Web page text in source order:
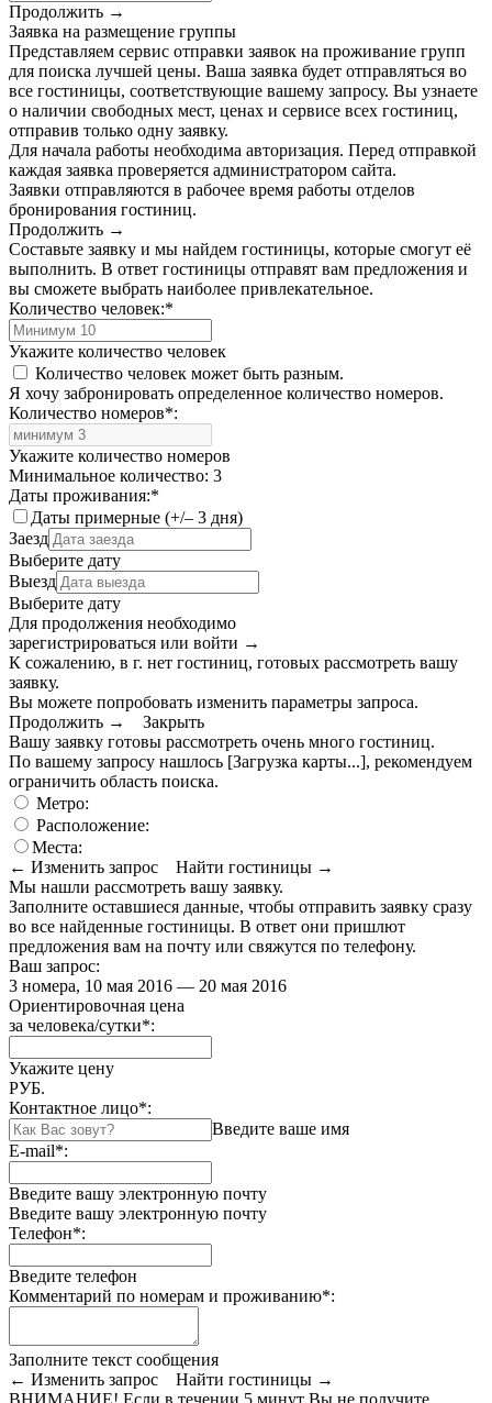
Продолжить →
Заявка на размещение группы
Представляем сервис отправки заявок на проживание групп
для поиска лучшей цены. Ваша заявка будет отправляться во
все гостиницы, соответствующие вашему запросу. Вы узнаете
о наличии свободных мест, ценах и сервисе всех гостиниц,
отправив только одну заявку.
Для начала работы необходима авторизация. Перед отправкой
каждая заявка проверяется администратором сайта.
Заявки отправляются в рабочее время работы отделов
бронирования гостиниц.
Продолжить →
Составьте заявку и мы найдем гостиницы, которые смогут её
выполнить. В ответ гостиницы отправят вам предложения и
вы сможете выбрать наиболее привлекательное.
Количество человек:*
Укажите количество человек
Количество человек может быть разным.
Я хочу забронировать определенное количество номеров.
Количество номеров*:
Укажите количество номеров
Минимальное количество: 3
Даты проживания:*
Даты примерные (+/– 3 дня)
Заезд
Выберите дату
Выезд
Выберите дату
Для продолжения необходимо
зарегистрироваться или войти →
К сожалению, в г. нет гостиниц, готовых рассмотреть вашу
заявку.
Вы можете попробовать изменить параметры запроса.
Продолжить →
Закрыть
Вашу заявку готовы рассмотреть очень много гостиниц.
По вашему запросу нашлось [Загрузка карты...], рекомендуем
ограничить область поиска.
Метро:
Расположение:
Места:
← Изменить запрос
Найти гостиницы →
Мы нашли рассмотреть вашу заявку.
Заполните оставшиеся данные, чтобы отправить заявку сразу
во все найденные гостиницы. В ответ они пришлют
предложения вам на почту или свяжутся по телефону.
Ваш запрос:
3 номера, 10 мая 2016 — 20 мая 2016
Ориентировочная цена
за человека/сутки*:
Укажите цену
РУБ.
Контактное лицо*:
Введите ваше имя
E-mail*:
Введите вашу электронную почту
Введите вашу электронную почту
Телефон*:
Введите телефон
Комментарий по номерам и проживанию*:
Заполните текст сообщения
← Изменить запрос
Найти гостиницы →
ВНИМАНИЕ! Если в течении 5 минут Вы не получите